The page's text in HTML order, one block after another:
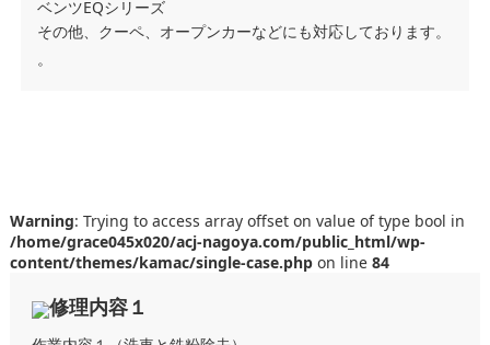
ベンツEQシリーズ
その他、クーペ、オープンカーなどにも対応しております。
。
Warning: Trying to access array offset on value of type bool in
/home/grace045x020/acj-nagoya.com/public_html/wp-
content/themes/kamac/single-case.phpon line 84
修理内容１